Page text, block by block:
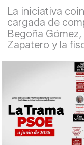
La iniciativa
cargada de
Begoña
Zapatero y la